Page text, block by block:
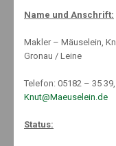
Name und Anschrift:
Makler – Mäuselein,
Gronau / Leine
Telefon: 05182 – 35
Knut@Maeuselein.de
Status: